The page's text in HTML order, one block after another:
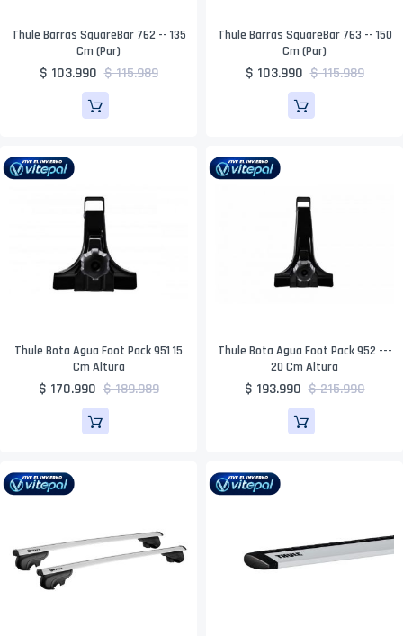
Thule Barras SquareBar 762 -- 135
Cm (par)
$ 103.990 $ 115.989
Thule Barras SquareBar 763 -- 150
Cm (par)
$ 103.990 $ 115.989
Thule Bota Agua Foot Pack 951 15
Cm Altura
$ 170.990 $ 189.989
Thule Bota Agua Foot Pack 952 ---
20 Cm Altura
$ 193.990 $ 215.990